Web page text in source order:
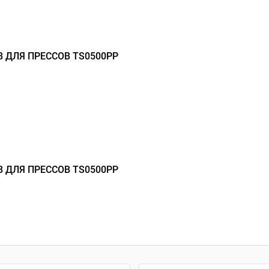
ПРЕССОВ TS0500PP
ПРЕССОВ TS0500PP